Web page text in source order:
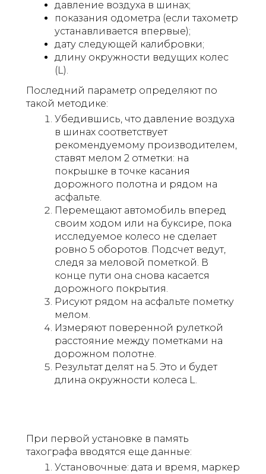
давление воздуха в шинах;
показания одометра (если тахометр
устанавливается впервые);
дату следующей калибровки;
длину окружности ведущих колес
(L).
Последний параметр определяют по
такой методике:
Убедившись, что давление воздуха
в шинах соответствует
рекомендуемому производителем,
ставят мелом 2 отметки: на
покрышке в точке касания
дорожного полотна и рядом на
асфальте.
Перемещают автомобиль вперед
своим ходом или на буксире, пока
исследуемое колесо не сделает
ровно 5 оборотов. Подсчет ведут,
следя за меловой пометкой. В
конце пути она снова касается
дорожного покрытия.
Рисуют рядом на асфальте пометку
мелом.
Измеряют поверенной рулеткой
расстояние между пометками на
дорожном полотне.
Результат делят на 5. Это и будет
длина окружности колеса L.
При первой установке в память
тахографа вводятся еще данные:
Установочные: дата и время, маркер